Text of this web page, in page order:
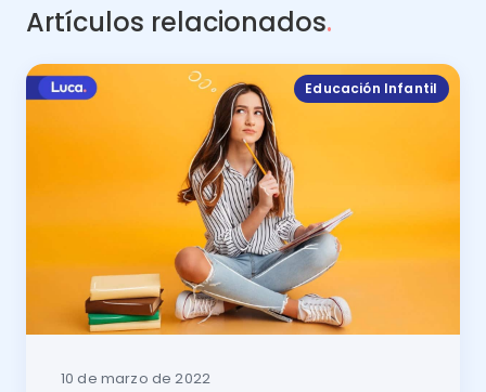
Artículos relacionados.
Educación Infantil
10 de marzo de 2022